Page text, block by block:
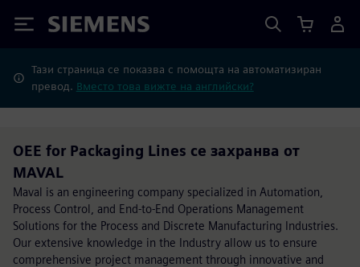
Siemens
Тази страница се показва с помощта на автоматизиран
превод. Вместо това вижте на английски?
OEE for Packaging Lines се захранва от
MAVAL
Maval is an engineering company specialized in Automation,
Process Control, and End-to-End Operations Management
Solutions for the Process and Discrete Manufacturing Industries.
Our extensive knowledge in the Industry allow us to ensure
comprehensive project management through innovative and